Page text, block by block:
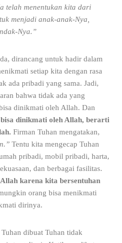
telah menentukan kita dari
menjadi anak-anak-Nya,
Nya.”
dirancang untuk hadir dalam
setiap kita dengan rasa
ada pribadi yang sama. Jadi,
bahwa tidak ada yang
dinikmati oleh Allah. Dan
dinikmati oleh Allah, berarti
Firman Tuhan mengatakan,
Tentu kita mengecap Tuhan
pribadi, mobil pribadi, harta,
dan berbagai fasilitas.
karena kita bersentuhan
orang bisa menikmati
dirinya.
dibuat Tuhan tidak